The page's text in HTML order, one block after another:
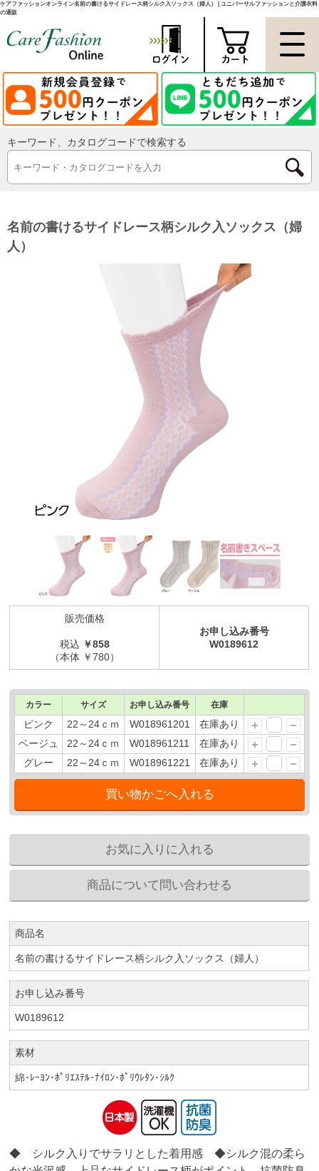
ケアファッションオンライン名前の書けるサイドレース柄シルク入ソックス（婦人） | ユニバーサルファッションと介護衣料
の通販
キーワード、カタログコードで検索する
名前の書けるサイドレース柄シルク入ソックス（婦
人）
販売価格
税込 ￥858
（本体 ￥780）
お申し込み番号
W0189612
カラー サイズ お申し込み番号 在庫
ピンク 22～24ｃｍ W018961201
在庫あり
ベージュ
22～24ｃｍ W018961211
在庫あり
グレー
22～24ｃｍ W018961221 在庫あり
商品名
名前の書けるサイドレース柄シルク入ソックス（婦人）
お申し込み番号
W0189612
素材
綿･ﾚｰﾖﾝ･ﾎﾟﾘｴｽﾃﾙ･ﾅｲﾛﾝ･ﾎﾟﾘｳﾚﾀﾝ･ｼﾙｸ
◆ シルク入りでサラリとした着用感 ◆シルク混の柔ら